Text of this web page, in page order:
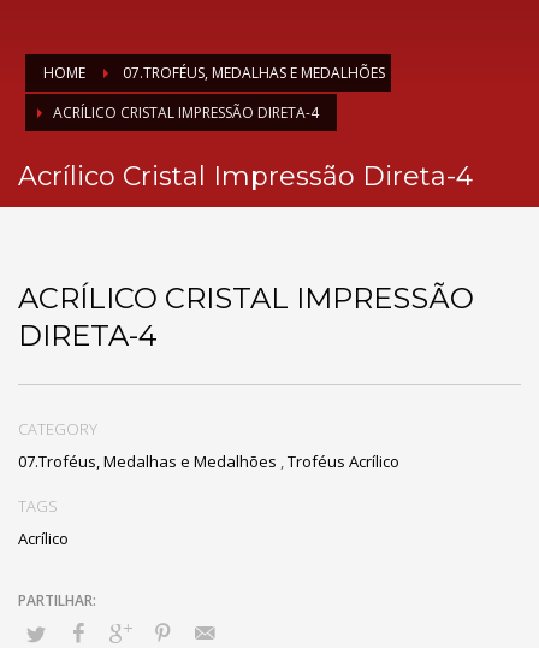
HOME
07.TROFÉUS, MEDALHAS E MEDALHÕES
ACRÍLICO CRISTAL IMPRESSÃO DIRETA-4
Acrílico Cristal Impressão Direta-4
ACRÍLICO CRISTAL IMPRESSÃO
DIRETA-4
CATEGORY
07.Troféus, Medalhas e Medalhões ,Troféus Acrílico
TAGS
Acrílico